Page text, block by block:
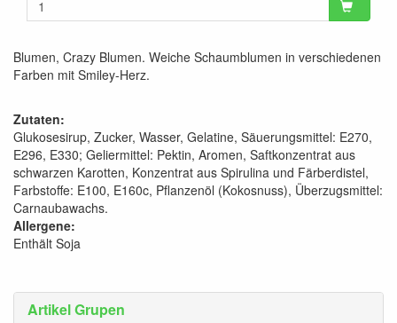
Artikel Grupen
Blumen, Crazy Blumen. Weiche Schaumblumen in verschiedenen
Farben mit Smiley-Herz.
Zutaten:
Glukosesirup, Zucker, Wasser, Gelatine, Säuerungsmittel: E270,
E296, E330; Geliermittel: Pektin, Aromen, Saftkonzentrat aus
schwarzen Karotten, Konzentrat aus Spirulina und Färberdistel,
Farbstoffe: E100, E160c, Pflanzenöl (Kokosnuss), Überzugsmittel:
Carnaubawachs.
Allergene:
Enthält Soja